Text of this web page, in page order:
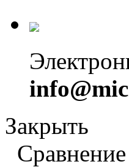
Закрыть
Сравнение